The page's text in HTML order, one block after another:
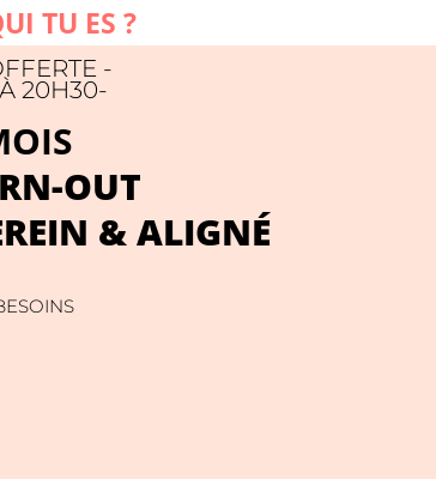
TU ES ?
-
20H30-
OUT
& ALIGNÉ